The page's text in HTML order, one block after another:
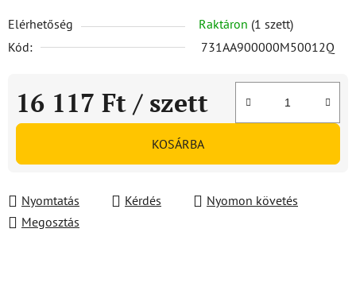
Elérhetőség Raktáron (1 szett)
Kód:
731AA900000M50012Q
16 117 Ft / szett
Egységár:
KOSÁRBA
Nyomtatás Kérdés
Nyomon követés
Megosztás